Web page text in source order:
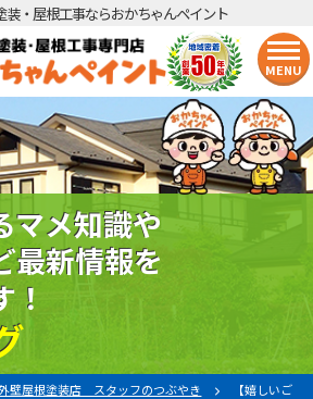
・屋根工事ならおかちゃんペイント
MENU
マメ知識や
最新情報を
壁屋根塗装店 スタッフのつぶやき
【嬉しいご